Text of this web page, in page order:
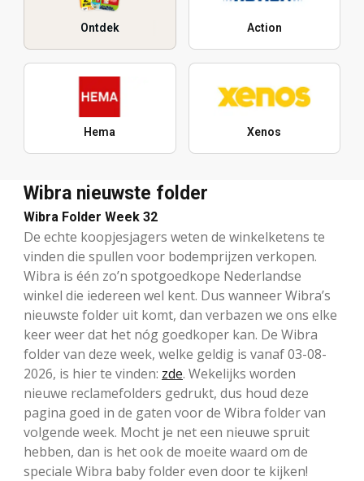
Ontdek Action
Hema Xenos
Wibra nieuwste folder
Wibra Folder Week 32
De echte koopjesjagers weten de winkelketens te
vinden die spullen voor bodemprijzen verkopen.
Wibra is één zo’n spotgoedkope Nederlandse
winkel die iedereen wel kent. Dus wanneer Wibra’s
nieuwste folder uit komt, dan verbazen we ons elke
keer weer dat het nóg goedkoper kan. De Wibra
folder van deze week, welke geldig is vanaf 03-08-
2026, is hier te vinden: zde. Wekelijks worden
nieuwe reclamefolders gedrukt, dus houd deze
pagina goed in de gaten voor de Wibra folder van
volgende week. Mocht je net een nieuwe spruit
hebben, dan is het ook de moeite waard om de
speciale Wibra baby folder even door te kijken!